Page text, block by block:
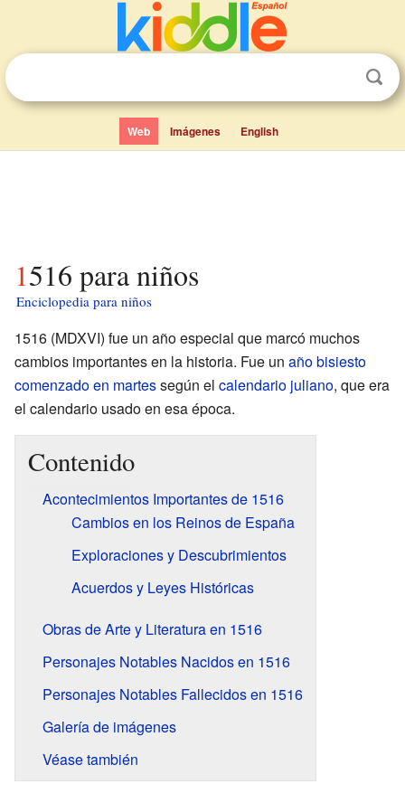
Web Imágenes English
1516 para niños
Enciclopedia para niños
1516 (MDXVI) fue un año especial que marcó muchos
cambios importantes en la historia. Fue un año bisiesto
comenzado en martessegún el calendario juliano, que era
el calendario usado en esa época.
Contenido
Acontecimientos Importantes de 1516
Cambios en los Reinos de España
Exploraciones y Descubrimientos
Acuerdos y Leyes Históricas
Obras de Arte y Literatura en 1516
Personajes Notables Nacidos en 1516
Personajes Notables Fallecidos en 1516
Galería de imágenes
Véase también